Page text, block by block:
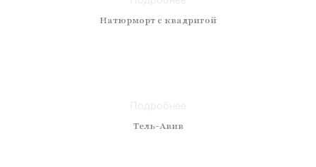
Натюрморт с квадригой
Тель-Авив